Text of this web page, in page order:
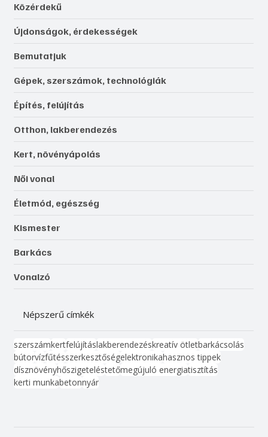
Közérdekű
Újdonságok, érdekességek
Bemutatjuk
Gépek, szerszámok, technológiák
Építés, felújítás
Otthon, lakberendezés
Kert, növényápolás
Női vonal
Életmód, egészség
Kismester
Barkács
Vonalzó
Népszerű címkék
szerszámkertfelújításlakberendezéskreatív ötletbarkácsolás
bútorvízfűtésszerkesztőségelektronikahasznos tippek
dísznövényhőszigeteléstetőmegújuló energiatisztítás
kerti munkabetonnyár